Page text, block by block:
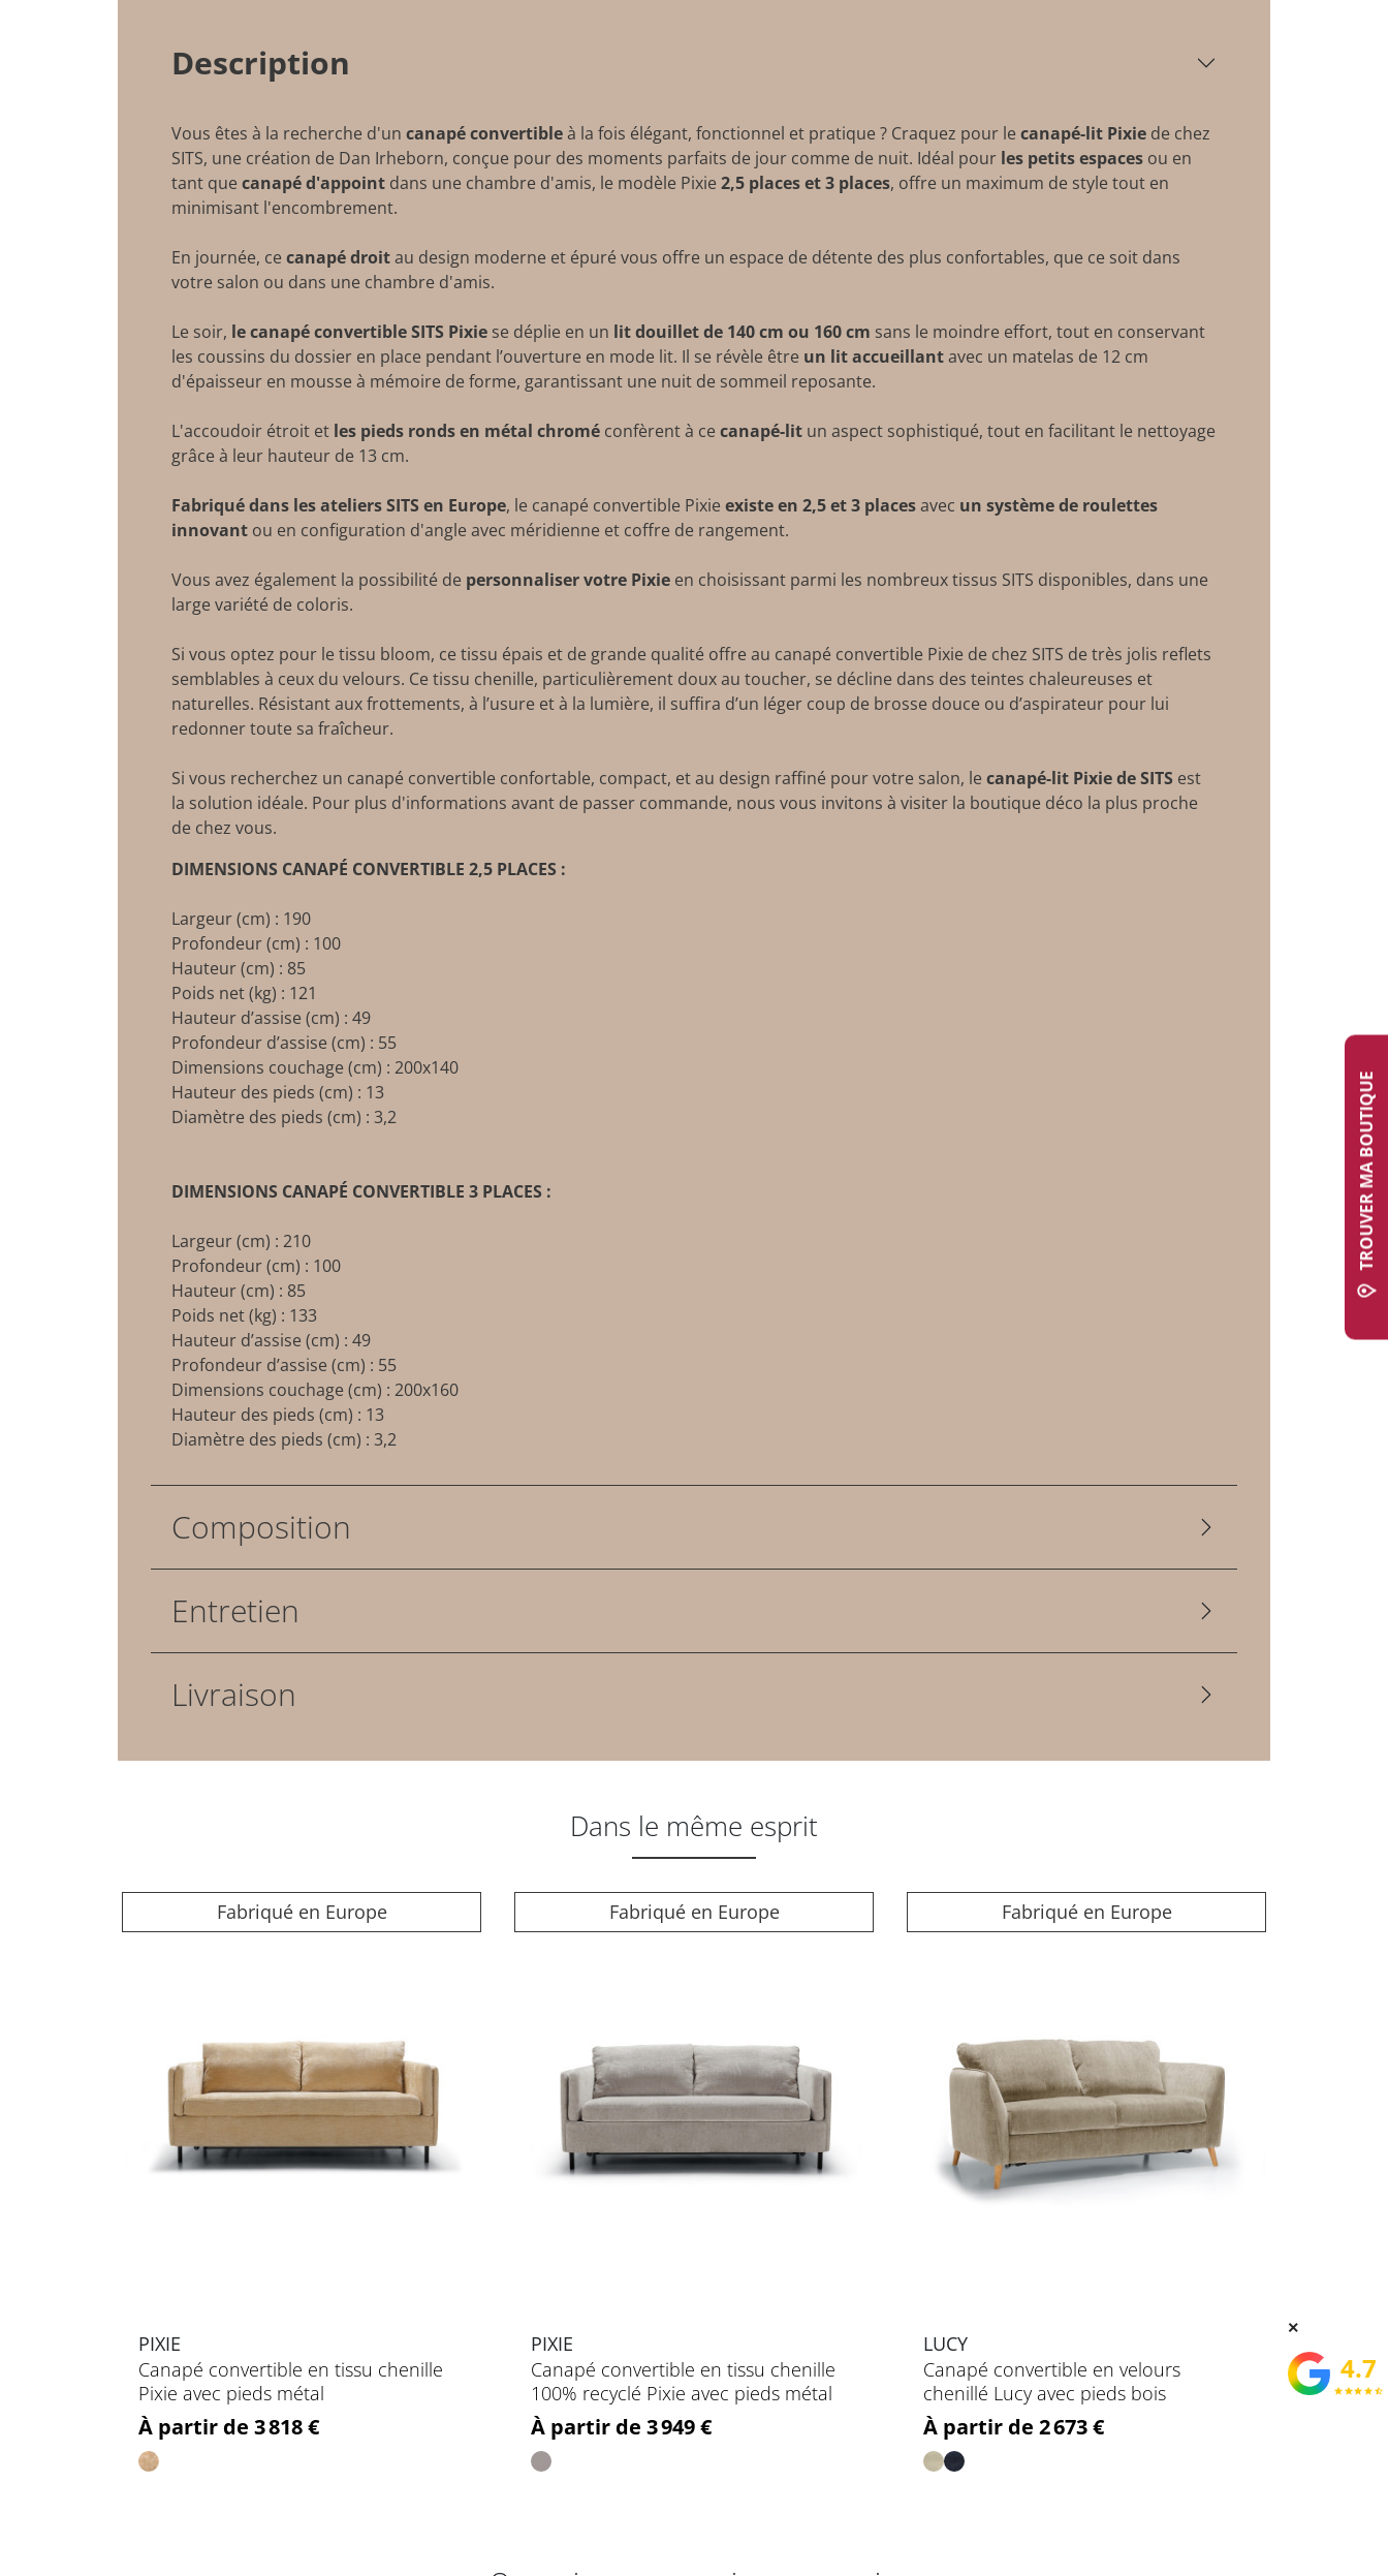
Description
Vous êtes à la recherche d'un canapé convertibleà la fois élégant, fonctionnel et pratique ? Craquez pour le canapé-lit Pixie de chez
SITS, une création de Dan Irheborn, conçue pour des moments parfaits de jour comme de nuit. Idéal pour les petits espaces ou en
tant que canapé d'appoint dans une chambre d'amis, le modèle Pixie 2,5 places et 3 places, offre un maximum de style tout en
minimisant l'encombrement.
En journée, ce canapé droitau design moderne et épuré vous offre un espace de détente des plus confortables, que ce soit dans
votre salon ou dans une chambre d'amis.
Le soir, le canapé convertible SITS Pixie se déplie en un lit douillet de 140 cm ou 160 cm sans le moindre effort, tout en conservant
les coussins du dossier en place pendant l’ouverture en mode lit. Il se révèle être un lit accueillantavec un matelas de 12 cm
d'épaisseur en mousse à mémoire de forme, garantissant une nuit de sommeil reposante.
L'accoudoir étroit et les pieds ronds en métal chromé confèrent à ce canapé-lit un aspect sophistiqué, tout en facilitant le nettoyage
grâce à leur hauteur de 13 cm.
Fabriqué dans les ateliers SITS en Europe, le canapé convertible Pixie existe en 2,5 et 3 placesavec un système de roulettes
innovant ou en configuration d'angle avec méridienne et coffre de rangement.
Vous avez également la possibilité de personnaliser votre Pixie en choisissant parmi les nombreux tissus SITS disponibles, dans une
large variété de coloris.
Si vous optez pour le tissu bloom, ce tissu épais et de grande qualité offre au canapé convertible Pixie de chez SITS de très jolis reflets
semblables à ceux du velours. Ce tissu chenille, particulièrement doux au toucher, se décline dans des teintes chaleureuses et
naturelles. Résistant aux frottements, à l’usure et à la lumière, il suffira d’un léger coup de brosse douce ou d’aspirateur pour lui
redonner toute sa fraîcheur.
Si vous recherchez un canapé convertible confortable, compact, et au design raffiné pour votre salon, le canapé-lit Pixie de SITS est
la solution idéale. Pour plus d'informations avant de passer commande, nous vous invitons à visiter la boutique déco la plus proche
de chez vous.
DIMENSIONS CANAPÉ CONVERTIBLE 2,5 PLACES :
Largeur (cm) : 190
Profondeur (cm) : 100
Hauteur (cm) : 85
Poids net (kg) : 121
Hauteur d’assise (cm) : 49
Profondeur d’assise (cm) : 55
Dimensions couchage (cm) : 200x140
Hauteur des pieds (cm) : 13
Diamètre des pieds (cm) : 3,2
DIMENSIONS CANAPÉ CONVERTIBLE 3 PLACES :
Largeur (cm) : 210
Profondeur (cm) : 100
Hauteur (cm) : 85
Poids net (kg) : 133
Hauteur d’assise (cm) : 49
Profondeur d’assise (cm) : 55
Dimensions couchage (cm) : 200x160
Hauteur des pieds (cm) : 13
Diamètre des pieds (cm) : 3,2
Composition
Entretien
Livraison
Dans le même esprit
Fabriqué en Europe
PIXIE
Canapé convertible en tissu chenille
Pixie avec pieds métal
Prix
À partir de 3 818 €
Fabriqué en Europe
PIXIE
Canapé convertible en tissu chenille
100% recyclé Pixie avec pieds métal
Prix
À partir de 3 949 €
Fabriqué en Europe
LUCY
Canapé convertible en velours
chenillé Lucy avec pieds bois
Prix
À partir de 2 673 €
TROUVER MA BOUTIQUE
×
4.7
star starstar star star_half